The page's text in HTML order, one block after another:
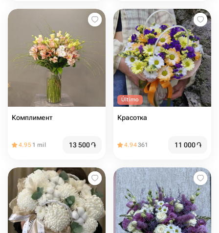
Комплимент
4.95 1 mil 13 500֏
Último
Красотка
4.94361 11 000֏